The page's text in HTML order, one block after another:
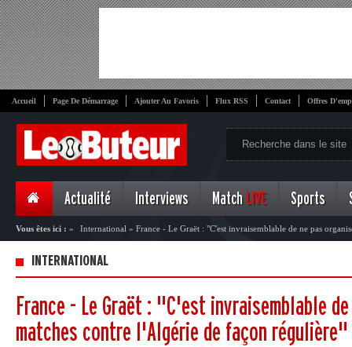
Accueil Page De Démarrage Ajouter Au Favoris Flux RSS Contact Offres
Actualité Interviews Match LIVE Sports
Vous êtes ici : » International » France - Le Graët : "C'est invraisemblable de ne pas
régulière"
INTERNATIONAL
France - Le Graët : "C'est invraisemblable
matches contre l'Algérie de façon régulière"